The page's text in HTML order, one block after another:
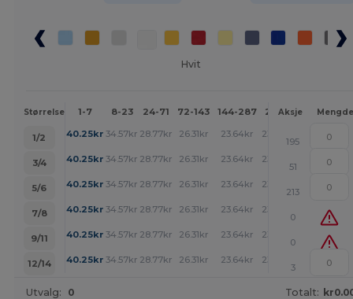
Hvit
Størrelse 1-7 8-23 24-71 72-143 144-287 288 + Mer
Aksje Mengde
1/2 40.25kr 34.57kr 28.77kr 26.31kr 23.64kr 23.42
195
3/4
40.25kr 34.57kr 28.77kr 26.31kr 23.64kr 23.42
51
5/6
40.25kr 34.57kr 28.77kr 26.31kr 23.64kr 23.42
213
7/8
40.25kr 34.57kr 28.77kr 26.31kr 23.64kr 23.42
0
9/11
40.25kr 34.57kr 28.77kr 26.31kr 23.64kr 23.42
0
12/14
40.25kr 34.57kr 28.77kr 26.31kr 23.64kr 23.42
3
Utvalg: 0 Totalt: